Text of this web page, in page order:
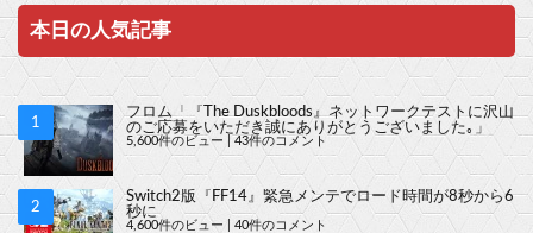
本日の人気記事
フロム「『The Duskbloods』ネットワークテストに沢山
のご応募をいただき誠にありがとうございました｡」
5,600件のビュー 43件のコメント
Switch2版『FF14』緊急メンテでロード時間が8秒から6
秒に
4,600件のビュー 40件のコメント